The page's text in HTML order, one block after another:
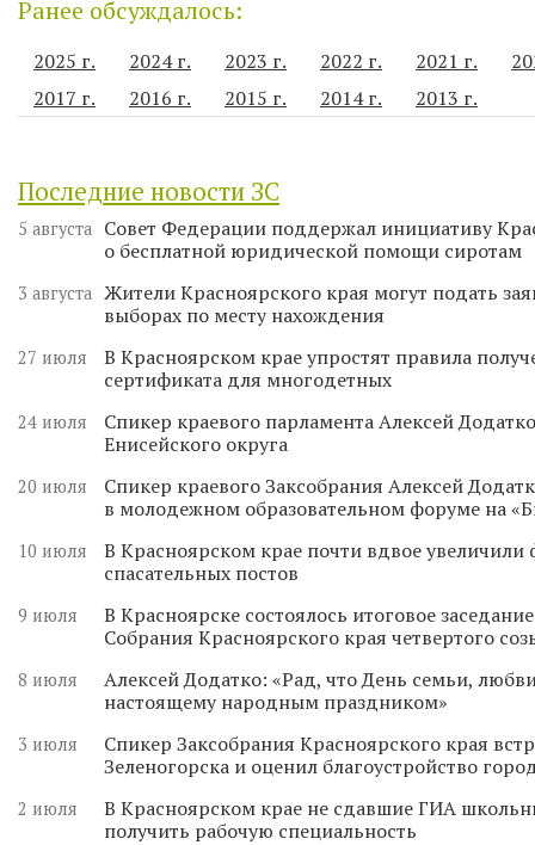
Ранее обсуждалось:
2025 г. 2024 г. 2023 г. 2022 г. 2021 г.
2017 г.
2016 г. 2015 г. 2014 г. 2013 г.
Последние новости ЗС
5 августа
Совет Федерации поддержал инициативу
о бесплатной юридической помощи сиротам
3 августа Жители Красноярского края могут подать
выборах по месту нахождения
27 июля
В Красноярском крае упростят правила
сертификата для многодетных
24 июля
Спикер краевого парламента Алексей
Енисейского округа
20 июля
Спикер краевого Заксобрания Алексей
в молодежном образовательном форуме на
10 июля
В Красноярском крае почти вдвое
спасательных постов
9 июля
В Красноярске состоялось итоговое
Собрания Красноярского края четвертого
8 июля
Алексей Додатко: «Рад, что День семьи,
настоящему народным праздником»
3 июля
Спикер Заксобрания Красноярского края
Зеленогорска и оценил благоустройство
2 июля
В Красноярском крае не сдавшие ГИА
получить рабочую специальность